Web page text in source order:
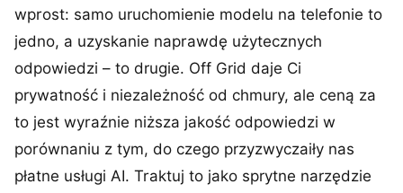
wprost: samo uruchomienie modelu na telefonie to
jedno, a uzyskanie naprawdę użytecznych
odpowiedzi – to drugie. Off Grid daje Ci
prywatność i niezależność od chmury, ale ceną za
to jest wyraźnie niższa jakość odpowiedzi w
porównaniu z tym, do czego przyzwyczaiły nas
płatne usługi AI. Traktuj to jako sprytne narzędzie